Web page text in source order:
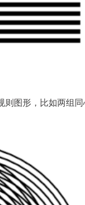
图形，比如两组